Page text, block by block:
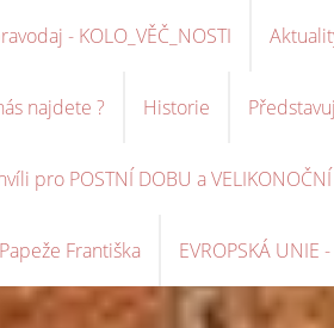
- KOLO_VĚČ_NOSTI
najdete ? Historie
pro POSTNÍ DOBU a
Františka EVROPSKÁ